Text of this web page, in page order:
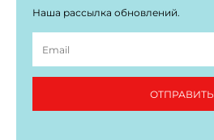
Наша рассылка обновлений.
ОТПРАВИТЬ